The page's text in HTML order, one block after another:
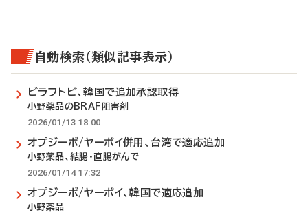
自動検索（類似記事表示）
ビラフトビ、韓国で追加承認取得
小野薬品のBRAF阻害剤
2026/01/13 18:00
オプジーボ/ヤーボイ併用、台湾で適応追加
小野薬品、結腸・直腸がんで
2026/01/14 17:32
オプジーボ/ヤーボイ、韓国で適応追加
小野薬品